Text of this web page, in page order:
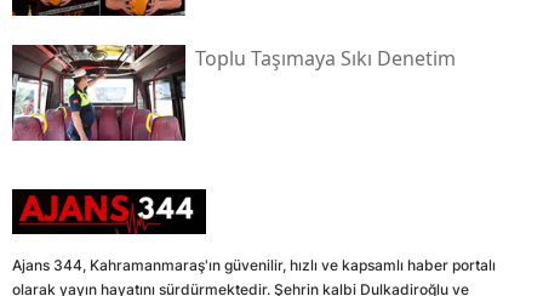
Toplu Taşımaya Sıkı Denetim
Ajans 344, Kahramanmaraş'ın güvenilir, hızlı ve kapsamlı haber portalı
olarak yayın hayatını sürdürmektedir. Şehrin kalbi Dulkadiroğlu ve